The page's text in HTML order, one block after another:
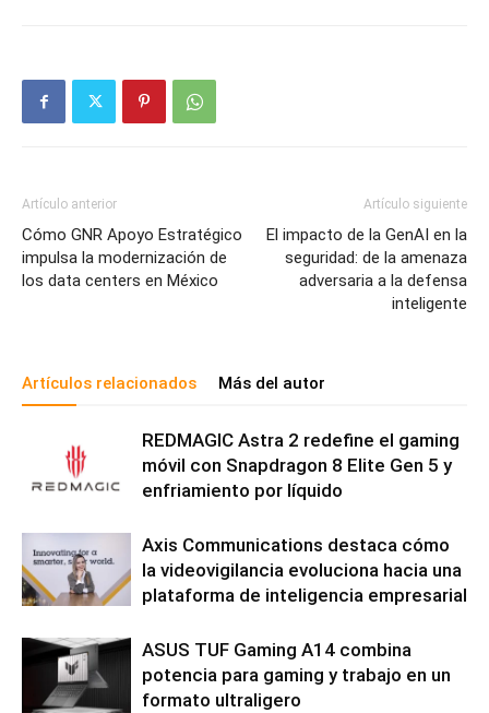
Artículo anterior
Cómo GNR Apoyo Estratégico
impulsa la modernización de
los data centers en México
Artículo siguiente
El impacto de la GenAI en la
seguridad: de la amenaza
adversaria a la defensa
inteligente
Artículos relacionados Más del autor
REDMAGIC Astra 2 redefine el gaming
móvil con Snapdragon 8 Elite Gen 5 y
enfriamiento por líquido
Axis Communications destaca cómo
la videovigilancia evoluciona hacia una
plataforma de inteligencia empresarial
ASUS TUF Gaming A14 combina
potencia para gaming y trabajo en un
formato ultraligero